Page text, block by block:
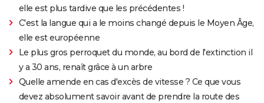
elle est plus tardive que les précédentes !
C'est la langue qui a le moins changé depuis le Moyen Âge,
elle est européenne
Le plus gros perroquet du monde, au bord de l'extinction il
y a 30 ans, renaît grâce à un arbre
Quelle amende en cas d'excès de vitesse ? Ce que vous
devez absolument savoir avant de prendre la route des